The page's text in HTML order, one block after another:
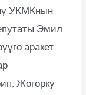
УКМКнын
Эмил
аракет
Жогорку